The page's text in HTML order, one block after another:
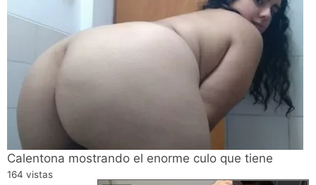
Calentona mostrando el enorme culo que tiene
164 vistas